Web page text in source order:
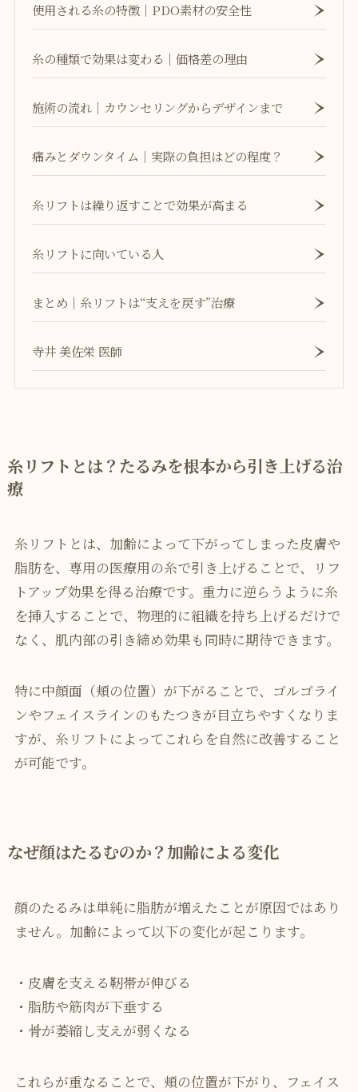
使用される糸の特徴｜PDO素材の安全性
糸の種類で効果は変わる｜価格差の理由
施術の流れ｜カウンセリングからデザインまで
痛みとダウンタイム｜実際の負担はどの程度？
糸リフトは繰り返すことで効果が高まる
糸リフトに向いている人
まとめ｜糸リフトは“支えを戻す”治療
寺井 美佐栄 医師
糸リフトとは？たるみを根本から引き上げる治
療
糸リフトとは、加齢によって下がってしまった皮膚や
脂肪を、専用の医療用の糸で引き上げることで、リフ
トアップ効果を得る治療です。重力に逆らうように糸
を挿入することで、物理的に組織を持ち上げるだけで
なく、肌内部の引き締め効果も同時に期待できます。
特に中顔面（頬の位置）が下がることで、ゴルゴライ
ンやフェイスラインのもたつきが目立ちやすくなりま
すが、糸リフトによってこれらを自然に改善すること
が可能です。
なぜ顔はたるむのか？加齢による変化
顔のたるみは単純に脂肪が増えたことが原因ではあり
ません。加齢によって以下の変化が起こります。
・皮膚を支える靭帯が伸びる
・脂肪や筋肉が下垂する
・骨が萎縮し支えが弱くなる
これらが重なることで、頬の位置が下がり、フェイス